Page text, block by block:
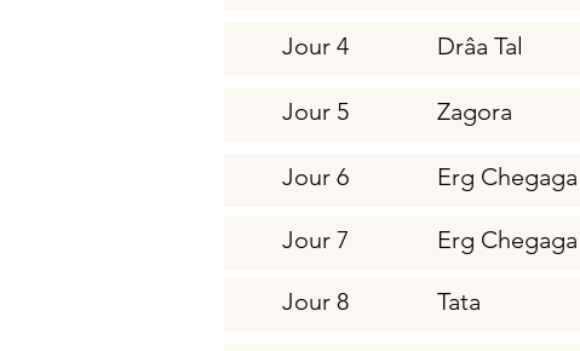
Jour 4 Drâa Tal
Jour 5 Zagora
Jour 6 Erg Chegaga
Jour 7 Erg Chegaga
Jour 8 Tata